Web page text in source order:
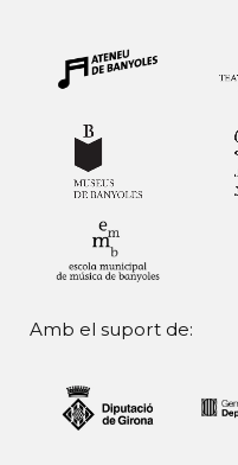
Amb el suport de: